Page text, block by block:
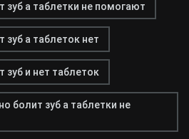
зуб а таблетки не помогают
зуб а таблеток нет
зуб и нет таблеток
болит зуб а таблетки не